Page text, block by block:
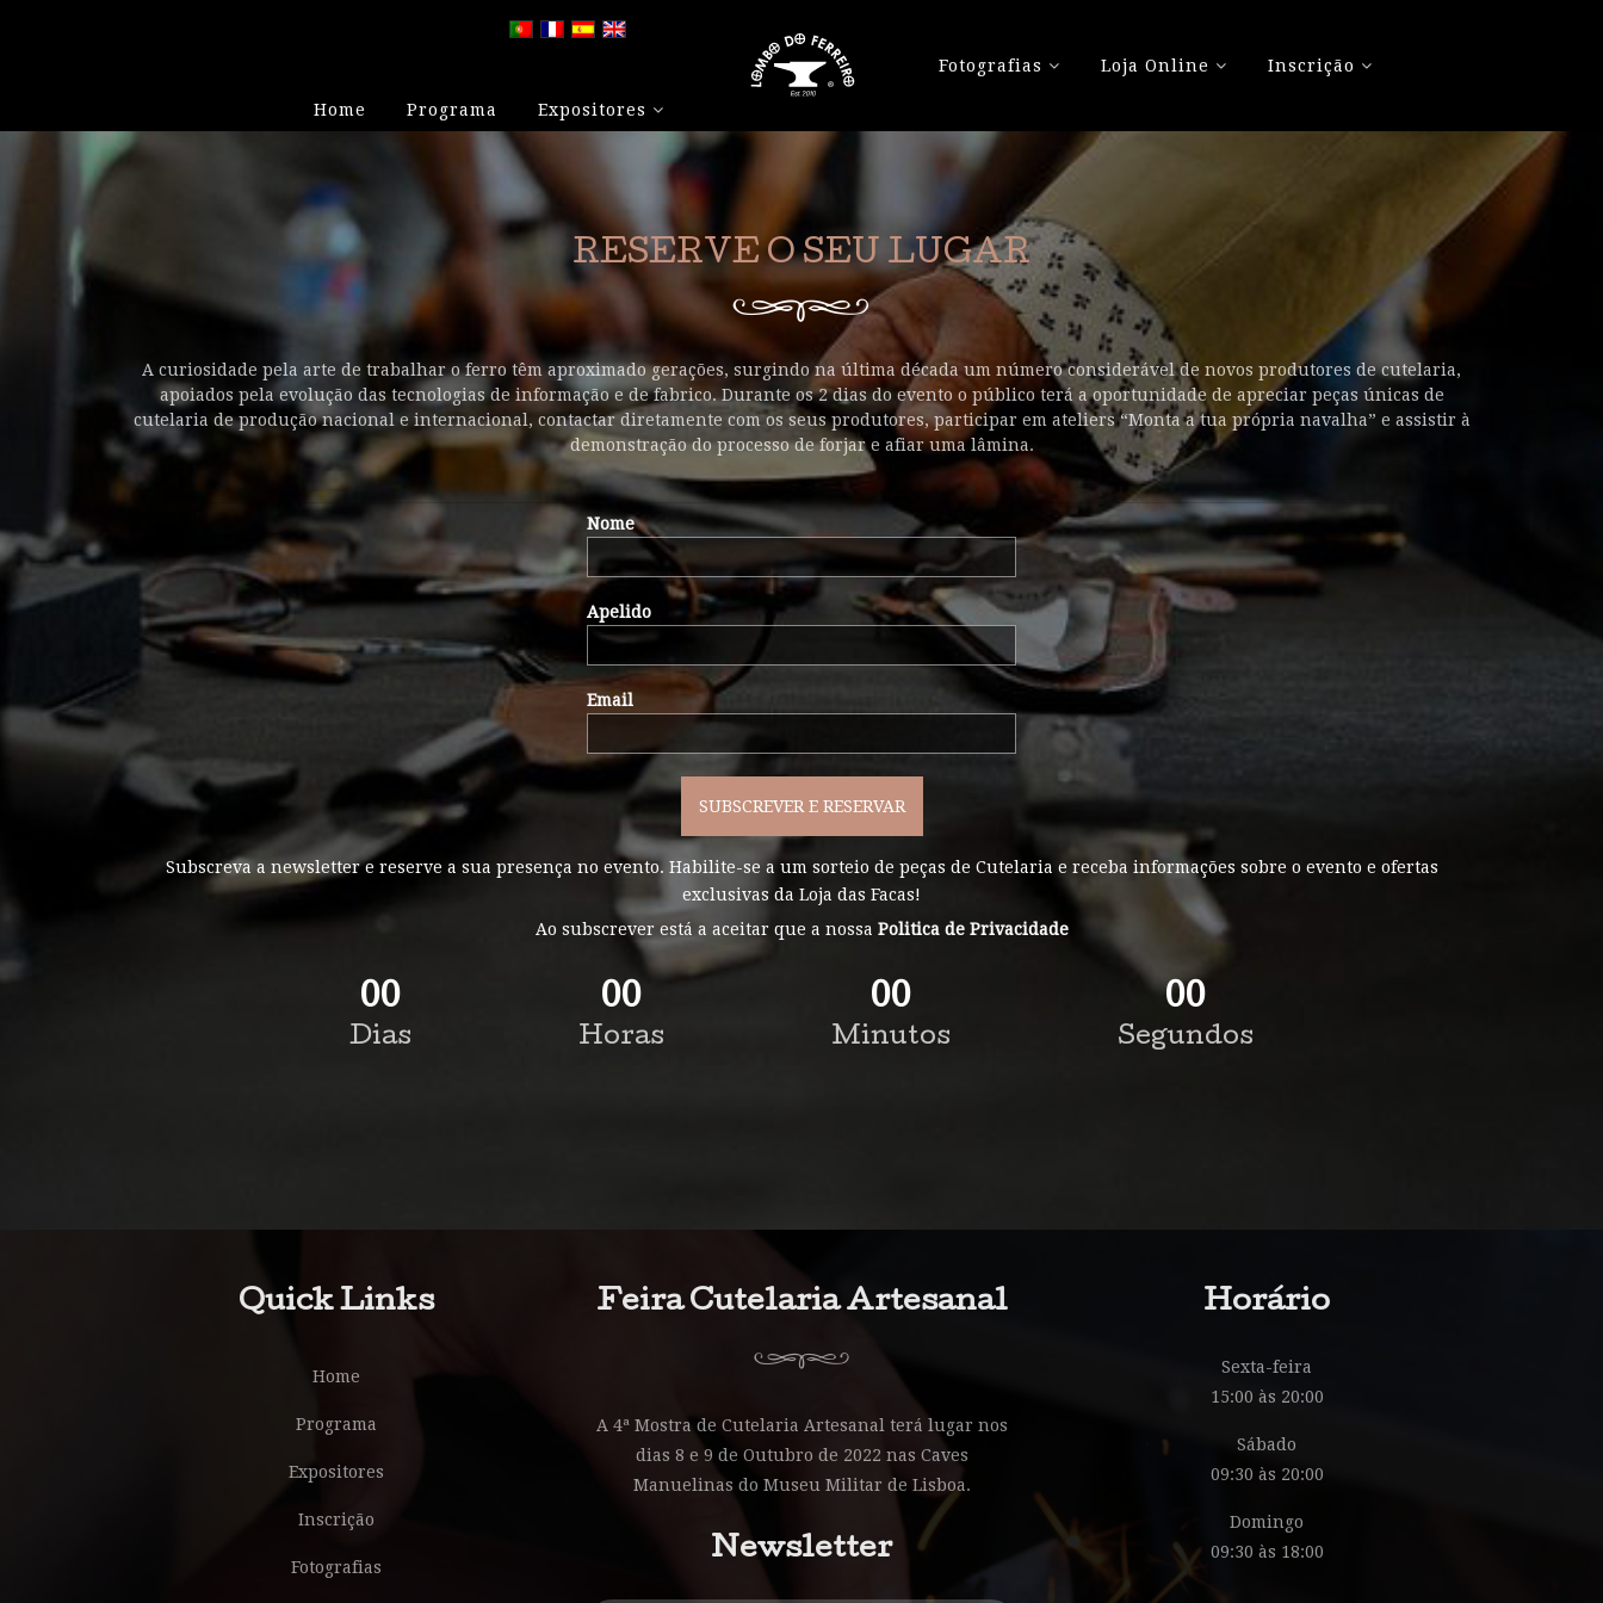
Home Programa Expositores
Fotografias Loja Online Inscrição
RESERVE O SEU LUGAR
A curiosidade pela arte de trabalhar o ferro têm aproximado gerações, surgindo na última década um número considerável de novos produtores de cutelaria,
apoiados pela evolução das tecnologias de informação e de fabrico. Durante os 2 dias do evento o público terá a oportunidade de apreciar peças únicas de
cutelaria de produção nacional e internacional, contactar diretamente com os seus produtores, participar em ateliers “Monta a tua própria navalha” e assistir à
demonstração do processo de forjar e afiar uma lâmina.
Nome
Apelido
Email
Subscreva a newsletter e reserve a sua presença no evento. Habilite-se a um sorteio de peças de Cutelaria e receba informações sobre o evento e ofertas
exclusivas da Loja das Facas!
Ao subscrever está a aceitar que a nossa Politica de Privacidade
00
Dias
00
Horas
00
Minutos
00
Segundos
Quick Links
Home
Programa
Expositores
Inscrição
Fotografias
Feira Cutelaria Artesanal
A 4ª Mostra de Cutelaria Artesanal terá lugar nos
dias 8 e 9 de Outubro de 2022 nas Caves
Manuelinas do Museu Militar de Lisboa.
Newsletter
Horário
Sexta-feira
15:00 às 20:00
Sábado
09:30 às 20:00
Domingo
09:30 às 18:00